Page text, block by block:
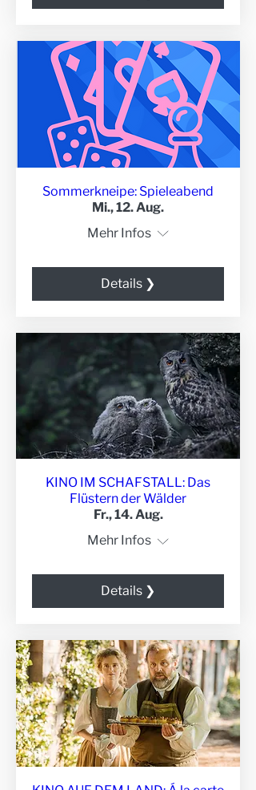
Sommerkneipe: Spieleabend
Mi., 12. Aug.
Mehr Infos
Details ❯
KINO IM SCHAFSTALL: Das
Flüstern der Wälder
Fr., 14. Aug.
Mehr Infos
Details ❯